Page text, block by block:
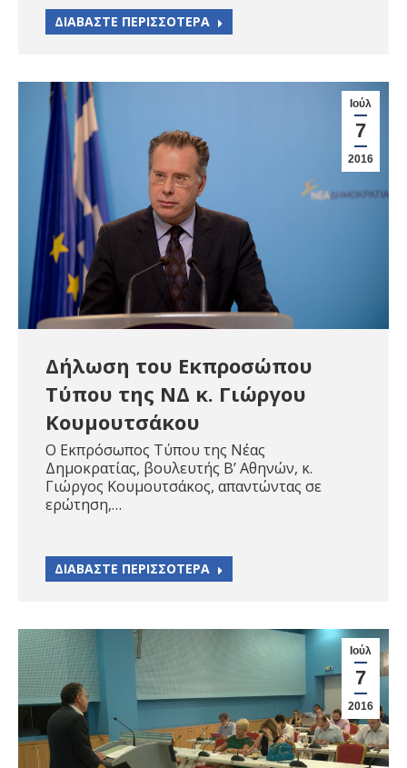
ΔΙΑΒΑΣΤΕ ΠΕΡΙΣΣΟΤΕΡΑ
Ιούλ
7
2016
Δήλωση του Εκπροσώπου
Τύπου της ΝΔ κ. Γιώργου
Κουμουτσάκου
Ο Εκπρόσωπος Τύπου της Νέας
Δημοκρατίας, βουλευτής Β’ Αθηνών, κ.
Γιώργος Κουμουτσάκος, απαντώντας σε
ερώτηση,…
ΔΙΑΒΑΣΤΕ ΠΕΡΙΣΣΟΤΕΡΑ
Ιούλ
7
2016